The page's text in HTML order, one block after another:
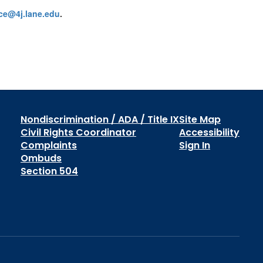
.
Nondiscrimination / ADA / Title IX
Civil Rights Coordinator
Complaints
Ombuds
Section 504
Site Map
Accessibility
Sign In